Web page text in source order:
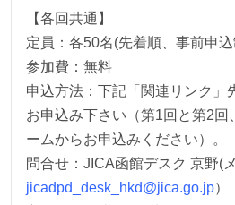
【各回共通】
定員：各50名(先着順、事前申
参加費：無料
申込方法：下記「関連リンク」
お申込み下さい（第1回と第2回
ームからお申込みください）。
問合せ：JICA函館デスク 京野(
jicadpd_desk_hkd@jica.go.jp）